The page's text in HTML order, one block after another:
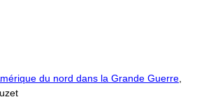
du nord dans la Grande Guerre